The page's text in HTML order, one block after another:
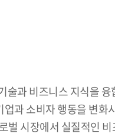
과 비즈니스 지식을
과 소비자 행동을 변
시장에서 실질적인